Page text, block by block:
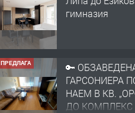
гимназия
ПРЕДЛАГА
🔑
ГАРСОНИЕРА
НАЕМ В КВ.
ДО КОМПЛЕКС